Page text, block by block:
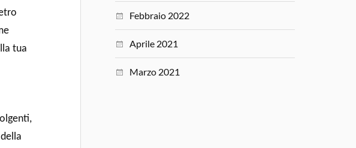
tua
Febbraio 2022
Aprile 2021
Marzo 2021